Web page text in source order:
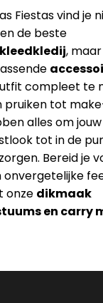
Fiestas vind je
de beste
,
compleet te
pruiken tot
alles om jouw
tot in de
Bereid je
onvergetelijke
onze dikmaak
en carry